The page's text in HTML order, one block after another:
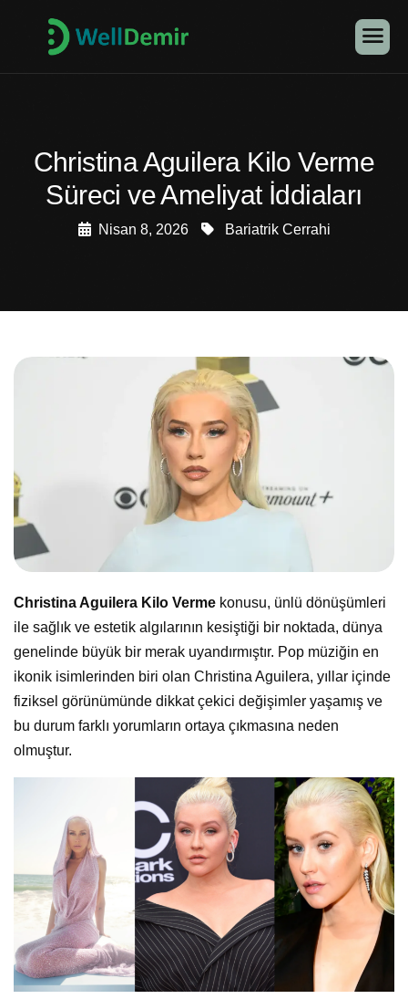
Christina Aguilera Kilo Verme
Süreci ve Ameliyat İddiaları
Nisan 8, 2026 Bariatrik Cerrahi
Christina Aguilera Kilo Verme konusu, ünlü dönüşümleri
ile sağlık ve estetik algılarının kesiştiği bir noktada, dünya
genelinde büyük bir merak uyandırmıştır. Pop müziğin en
ikonik isimlerinden biri olan Christina Aguilera, yıllar içinde
fiziksel görünümünde dikkat çekici değişimler yaşamış ve
bu durum farklı yorumların ortaya çıkmasına neden
olmuştur.